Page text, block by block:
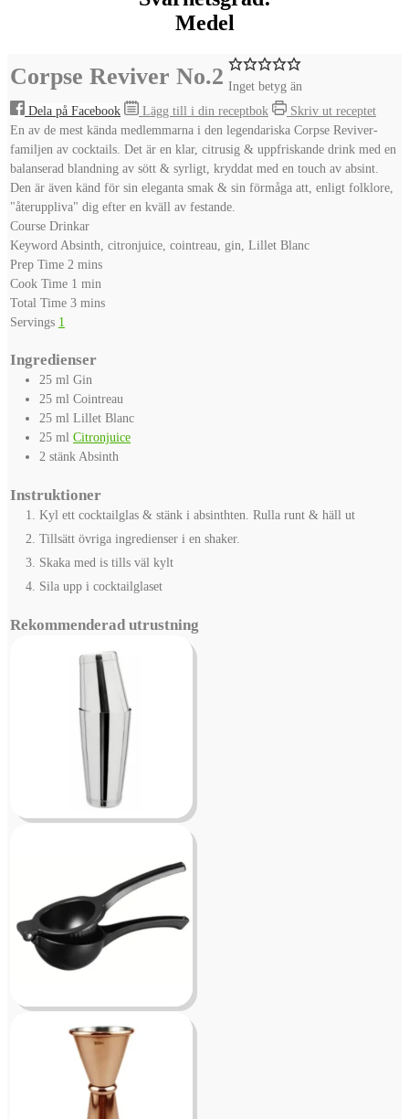
Medel
Corpse Reviver No.2 Inget betyg än
Dela på Facebook
Lägg till i din receptbok
Skriv ut receptet
En av de mest kända medlemmarna i den legendariska Corpse Reviver-
familjen av cocktails. Det är en klar, citrusig & uppfriskande drink med en
balanserad blandning av sött & syrligt, kryddat med en touch av absint.
Den är även känd för sin eleganta smak & sin förmåga att, enligt folklore,
"återuppliva" dig efter en kväll av festande.
Course Drinkar
Keyword Absinth, citronjuice, cointreau, gin, Lillet Blanc
Prep Time 2 minutes
mins
Cook Time 1 minute
min
Total Time 3minutes
mins
Servings 1
Ingredienser
25 ml Gin
25 ml Cointreau
25 ml Lillet Blanc
25 ml Citronjuice
2 stänkAbsinth
Instruktioner
Kyl ett cocktailglas & stänk i absinthten. Rulla runt & häll ut
Tillsätt övriga ingredienser i en shaker.
Skaka med is tills väl kylt
Sila upp i cocktailglaset
Rekommenderad utrustning